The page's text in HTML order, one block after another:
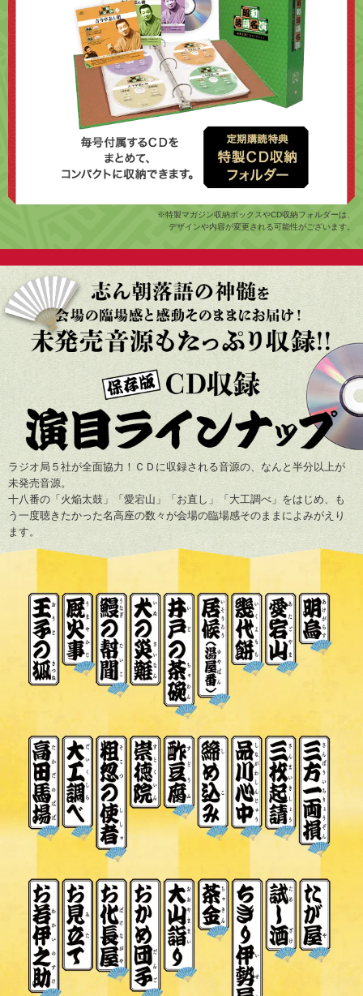
※特製マガジン収納ボックスやCD収納フォルダーは、
デザインや内容が変更される可能性がございます。
ラジオ局５社が全面協力！ＣＤに収録される音源の、なんと半分以上が
未発売音源。
十八番の「火焔太鼓」「愛宕山」「お直し」「大工調べ」をはじめ、も
う一度聴きたかった名高座の数々が会場の臨場感そのままによみがえり
ます。